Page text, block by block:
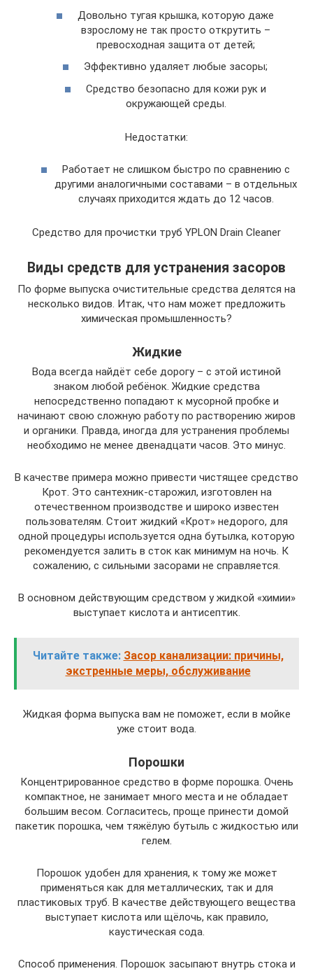
Довольно тугая крышка, которую даже
взрослому не так просто открутить –
превосходная защита от детей;
Эффективно удаляет любые засоры;
Средство безопасно для кожи рук и
окружающей среды.
Недостатки:
Работает не слишком быстро по сравнению с
другими аналогичными составами – в отдельных
случаях приходится ждать до 12 часов.
Средство для прочистки труб YPLON Drain Cleaner
Виды средств для устранения засоров
По форме выпуска очистительные средства делятся на
несколько видов. Итак, что нам может предложить
химическая промышленность?
Жидкие
Вода всегда найдёт себе дорогу – с этой истиной
знаком любой ребёнок. Жидкие средства
непосредственно попадают к мусорной пробке и
начинают свою сложную работу по растворению жиров
и органики. Правда, иногда для устранения проблемы
необходимо не менее двенадцати часов. Это минус.
В качестве примера можно привести чистящее средство
Крот. Это сантехник-старожил, изготовлен на
отечественном производстве и широко известен
пользователям. Стоит жидкий «Крот» недорого, для
одной процедуры используется одна бутылка, которую
рекомендуется залить в сток как минимум на ночь. К
сожалению, с сильными засорами не справляется.
В основном действующим средством у жидкой «химии»
выступает кислота и антисептик.
Читайте также: Засор канализации: причины,
экстренные меры, обслуживание
Жидкая форма выпуска вам не поможет, если в мойке
уже стоит вода.
Порошки
Концентрированное средство в форме порошка. Очень
компактное, не занимает много места и не обладает
большим весом. Согласитесь, проще принести домой
пакетик порошка, чем тяжёлую бутыль с жидкостью или
гелем.
Порошок удобен для хранения, к тому же может
применяться как для металлических, так и для
пластиковых труб. В качестве действующего вещества
выступает кислота или щёлочь, как правило,
каустическая сода.
Способ применения. Порошок засыпают внутрь стока и